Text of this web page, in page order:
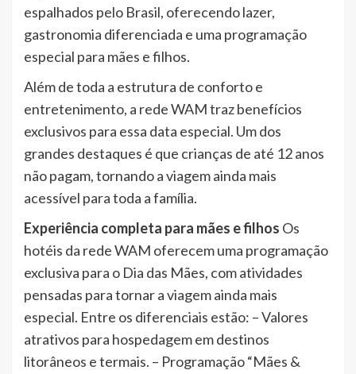
espalhados pelo Brasil, oferecendo lazer,
gastronomia diferenciada e uma programação
especial para mães e filhos.
Além de toda a estrutura de conforto e
entretenimento, a rede WAM traz benefícios
exclusivos para essa data especial. Um dos
grandes destaques é que crianças de até 12 anos
não pagam, tornando a viagem ainda mais
acessível para toda a família.
Experiência completa para mães e filhos Os
hotéis da rede WAM oferecem uma programação
exclusiva para o Dia das Mães, com atividades
pensadas para tornar a viagem ainda mais
especial. Entre os diferenciais estão: – Valores
atrativos para hospedagem em destinos
litorâneos e termais. – Programação “Mães &